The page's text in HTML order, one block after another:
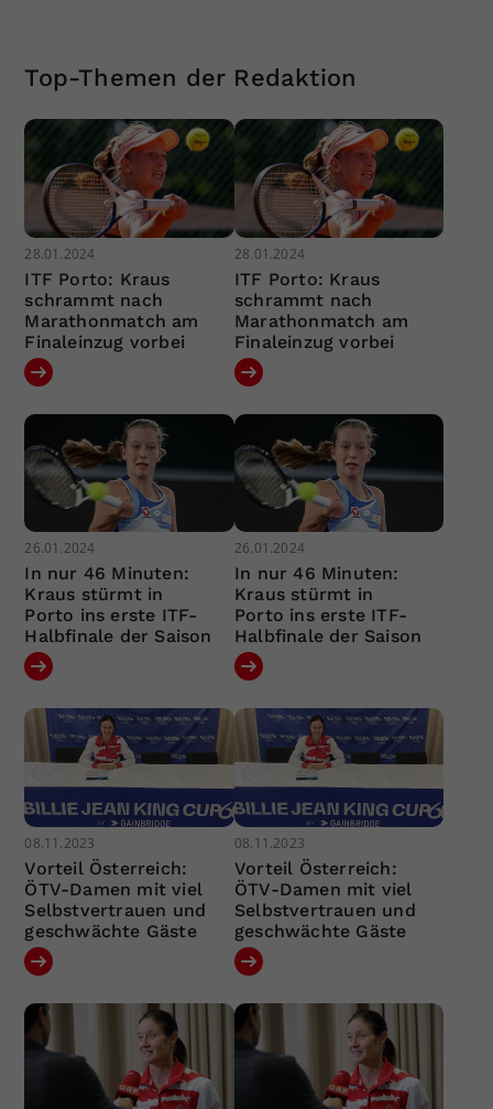
Top-Themen der Redaktion
28.01.2024
ITF Porto: Kraus
schrammt nach
Marathonmatch am
Finaleinzug vorbei
28.01.2024
ITF Porto: Kraus
schrammt nach
Marathonmatch am
Finaleinzug vorbei
26.01.2024
In nur 46 Minuten:
Kraus stürmt in
Porto ins erste ITF-
Halbfinale der Saison
26.01.2024
In nur 46 Minuten:
Kraus stürmt in
Porto ins erste ITF-
Halbfinale der Saison
08.11.2023
Vorteil Österreich:
ÖTV-Damen mit viel
Selbstvertrauen und
geschwächte Gäste
08.11.2023
Vorteil Österreich:
ÖTV-Damen mit viel
Selbstvertrauen und
geschwächte Gäste